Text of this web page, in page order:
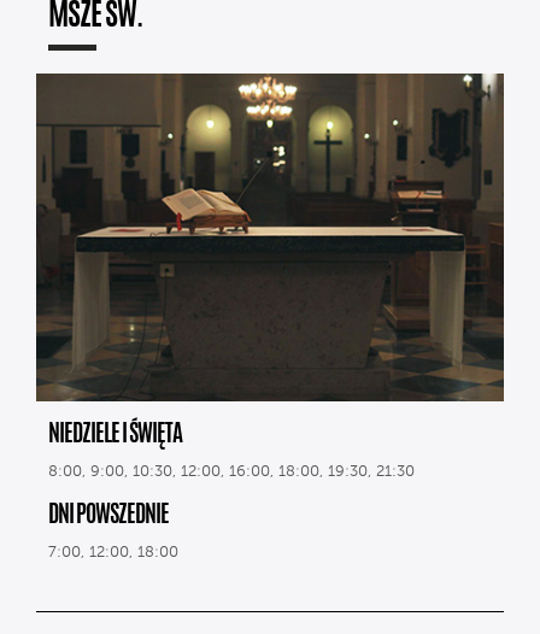
MSZE ŚW.
NIEDZIELE I ŚWIĘTA
8:00, 9:00, 10:30, 12:00, 16:00, 18:00, 19:30, 21:30
DNI POWSZEDNIE
7:00, 12:00, 18:00